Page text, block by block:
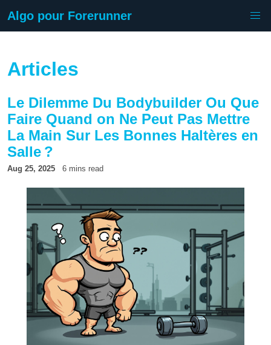
Algo pour Forerunner
Articles
Le Dilemme Du Bodybuilder Ou Que
Faire Quand on Ne Peut Pas Mettre
La Main Sur Les Bonnes Haltères en
Salle ?
Aug 25, 2025 6 mins read